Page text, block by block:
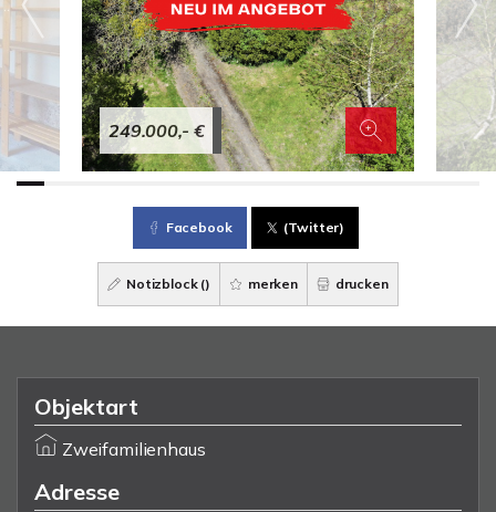
249.000,- €
Facebook (Twitter)
Notizblock () merken drucken
Objektart
Zweifamilienhaus
Adresse